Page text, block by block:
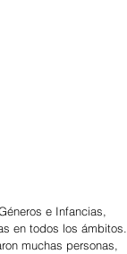
en todos los ámbitos.
muchas personas,